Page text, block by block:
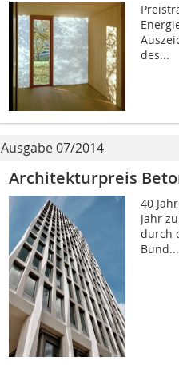
des...
Ausgabe 07/2014
Architekturpreis
40
Jahr
durch
Bund...